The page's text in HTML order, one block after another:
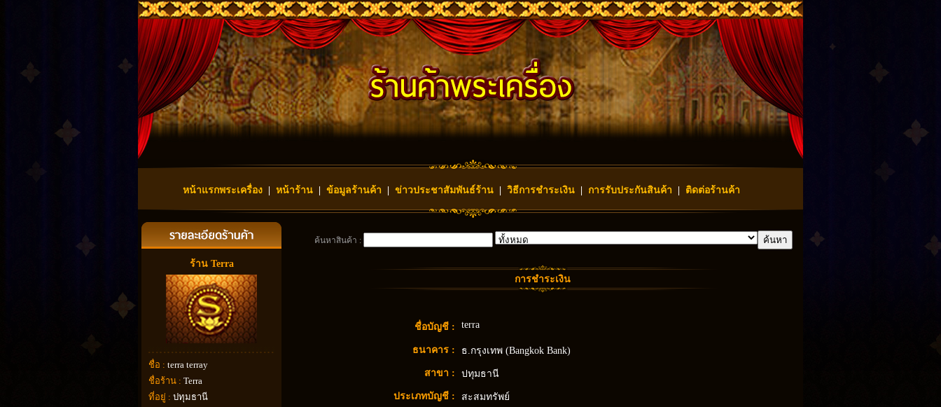
หน้าแรกพระเครื่อง หน้าร้าน ข้อมูลร้านค้า ข่าวประชาสัมพันธ์ร้าน วิธีการชำระเงิน การรับประกันสินค้า ติดต่อร้านค้า
ร้าน Terra
ชื่อ : terra terray
ชื่อร้าน : Terra
ที่อยู่ : ปทุมธานี
ค้นหาสินค้า :
การชำระเงิน
ชื่อบัญชี : terra
ธนาคาร : ธ.กรุงเทพ (Bangkok Bank)
สาขา : ปทุมธานี
ประเภทบัญชี : สะสมทรัพย์